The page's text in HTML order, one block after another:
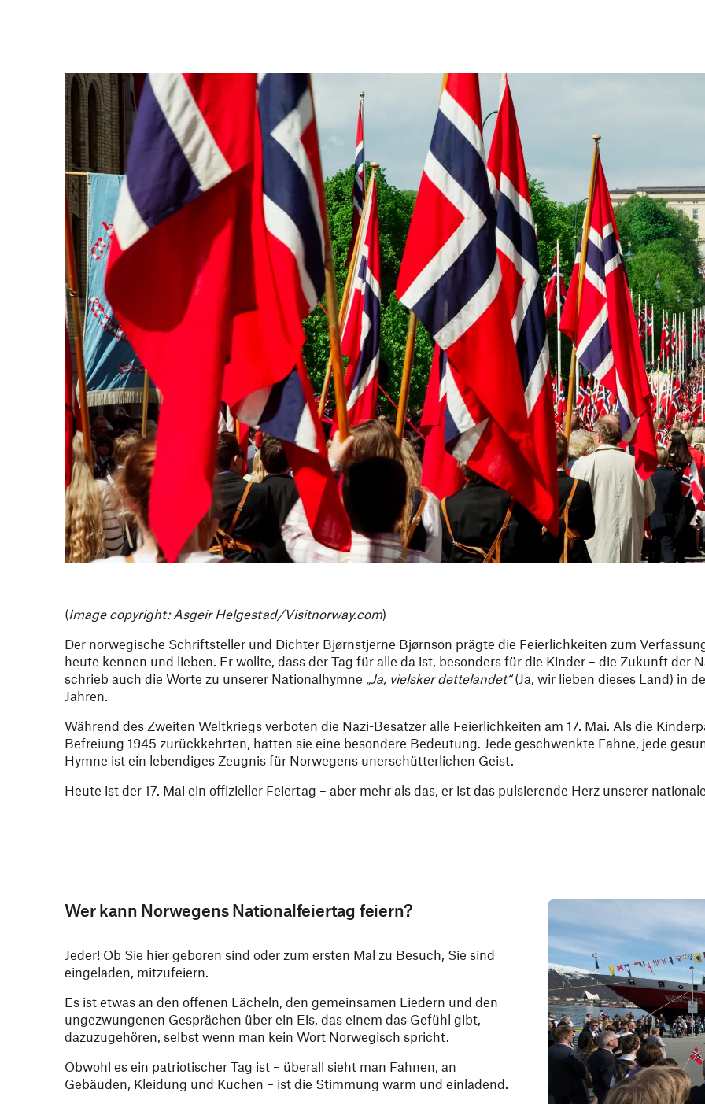
(Image copyright: Asgeir Helgestad/Visitnorway.com)
Der norwegische Schriftsteller und Dichter Bjørnstjerne Bjørnson prägte die Feierlichkeiten zum
heute kennen und lieben. Er wollte, dass der Tag für alle da ist, besonders für die Kinder – die Zukunft der
schrieb auch die Worte zu unserer Nationalhymne „Ja, vielsker dettelandet“(Ja, wir lieben dieses Land) in
Jahren.
Während des Zweiten Weltkriegs verboten die Nazi-Besatzer alle Feierlichkeiten am 17. Mai. Als die
Befreiung 1945 zurückkehrten, hatten sie eine besondere Bedeutung. Jede geschwenkte Fahne, jede
Hymne ist ein lebendiges Zeugnis für Norwegens unerschütterlichen Geist.
Heute ist der 17. Mai ein offizieller Feiertag – aber mehr als das, er ist das pulsierende Herz unserer
Wer kann Norwegens Nationalfeiertag feiern?
Jeder! Ob Sie hier geboren sind oder zum ersten Mal zu Besuch, Sie sind
eingeladen, mitzufeiern.
Es ist etwas an den offenen Lächeln, den gemeinsamen Liedern und den
ungezwungenen Gesprächen über ein Eis, das einem das Gefühl gibt,
dazuzugehören, selbst wenn man kein Wort Norwegisch spricht.
Obwohl es ein patriotischer Tag ist – überall sieht man Fahnen, an
Gebäuden, Kleidung und Kuchen – ist die Stimmung warm und einladend.